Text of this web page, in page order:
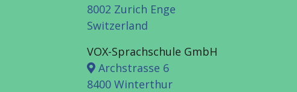
8002 Zurich Enge
Switzerland
VOX-Sprachschule GmbH
Archstrasse 6
8400 Winterthur